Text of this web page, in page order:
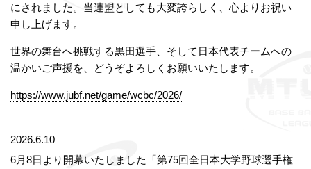
にされました。当連盟としても大変誇らしく、心よりお祝い
申し上げます。
世界の舞台へ挑戦する黒田選手、そして日本代表チームへの
温かいご声援を、どうぞよろしくお願いいたします。
https://www.jubf.net/game/wcbc/2026/
2026.6.10
6月8日より開幕いたしました「第75回全日本大学野球選手権